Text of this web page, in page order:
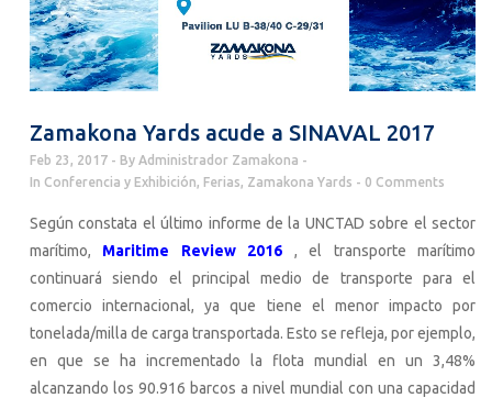
Zamakona Yards acude a SINAVAL 2017
Feb 23, 2017 By Administrador Zamakona
In Conferencia y Exhibición, Ferias, Zamakona Yards 0 Comments
Según constata el último informe de la UNCTAD sobre el sector
marítimo, Maritime Review 2016
, el transporte marítimo
continuará siendo el principal medio de transporte para el
comercio internacional, ya que tiene el menor impacto por
tonelada/milla de carga transportada. Esto se refleja, por ejemplo,
en que se ha incrementado la flota mundial en un 3,48%
alcanzando los 90.916 barcos a nivel mundial con una capacidad